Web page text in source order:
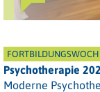
Psychotherapie
Moderne